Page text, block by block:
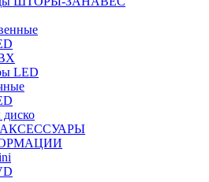
LED